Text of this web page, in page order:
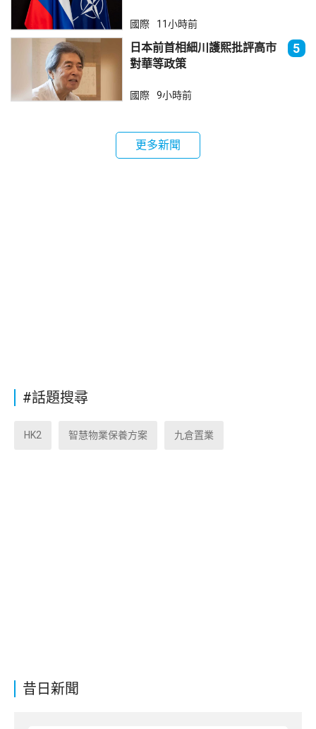
昔日新聞
國際 11小時前
日本前首相細川護熙批評高市
對華等政策
5
國際 9小時前
更多新聞
#話題搜尋
HK2 智慧物業保養方案 九倉置業